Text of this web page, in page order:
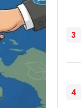
3
4